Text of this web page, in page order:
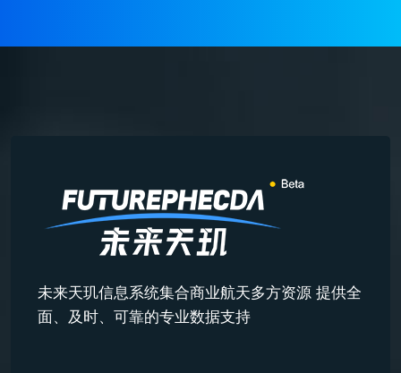
未来天玑信息系统集合商业航天多方资源 提供全
面、及时、可靠的专业数据支持